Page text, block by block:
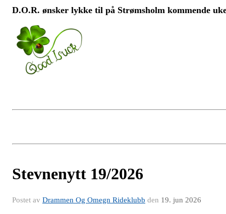
D.O.R. ønsker lykke til på Strømsholm kommende
Stevnenytt 19/2026
Postet av Drammen Og Omegn Rideklubb den 19. jun 2026